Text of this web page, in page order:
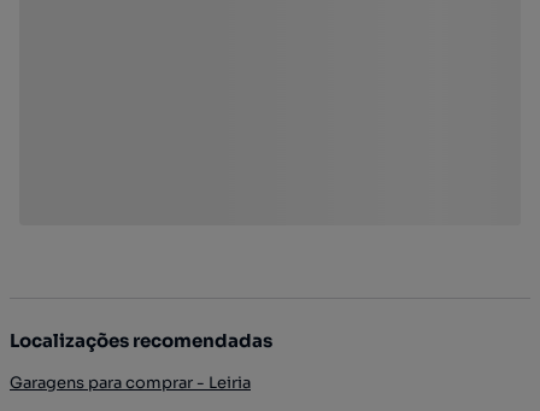
Localizações recomendadas
Garagens para comprar - Leiria